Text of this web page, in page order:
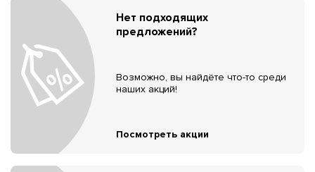
Нет подходящих
предложений?
Возможно, вы найдёте что-то среди
наших акций!
Посмотреть акции